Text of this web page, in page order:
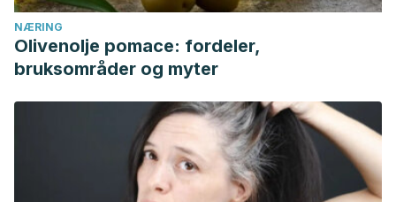
NÆRING
Olivenolje pomace: fordeler,
bruksområder og myter